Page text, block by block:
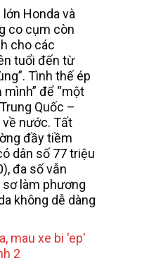
Honda và
co cụm còn
cho các
tuổi đến từ
Tình thế ép
mình” để “một
Quốc –
nước. Tất
đầy tiềm
dân số 77 triệu
đa số vẫn
làm phương
không dễ dàng